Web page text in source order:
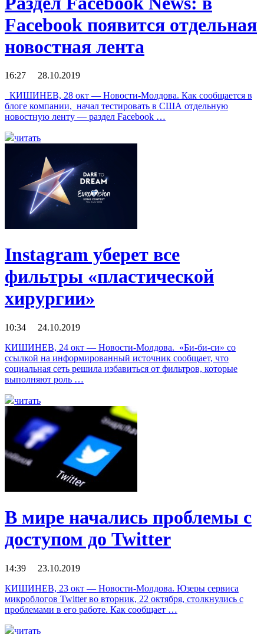
Facebook появится отдельная
новостная лента
16:27 28.10.2019
КИШИНЕВ, 28 окт — Новости-Молдова. Как сообщается в
блоге компании, начал тестировать в США отдельную
новостную ленту — раздел Facebook …
читать
Instagram уберет все
фильтры «пластической
хирургии»
10:34 24.10.2019
КИШИНЕВ, 24 окт — Новости-Молдова. «Би-би-си» со
ссылкой на информированный источник сообщает, что
социальная сеть решила избавиться от фильтров, которые
выполняют роль …
читать
В мире начались проблемы с
доступом до Twitter
14:39 23.10.2019
КИШИНЕВ, 23 окт — Новости-Молдова. Юзеры сервиса
микроблогов Twitter во вторник, 22 октября, столкнулись с
проблемами в его работе. Как сообщает …
читать